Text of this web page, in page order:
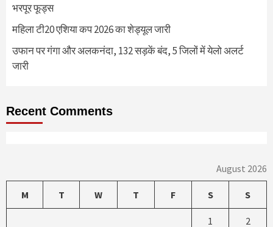
भरपूर फूड्स
महिला टी20 एशिया कप 2026 का शेड्यूल जारी
उफान पर गंगा और अलकनंदा, 132 सड़कें बंद, 5 जिलों में येलो अलर्ट
जारी
Recent Comments
August 2026
M T W T F S S
1 2